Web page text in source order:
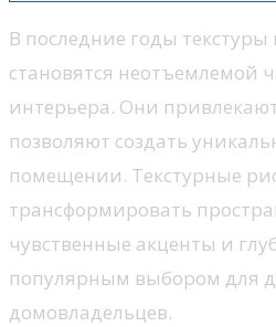
В последние годы текстуры
становятся неотъемлемой
интерьера. Они
позволяют создать
помещении. Текстурные
трансформировать
чувственные акценты и
популярным выбором для
домовладельцев.